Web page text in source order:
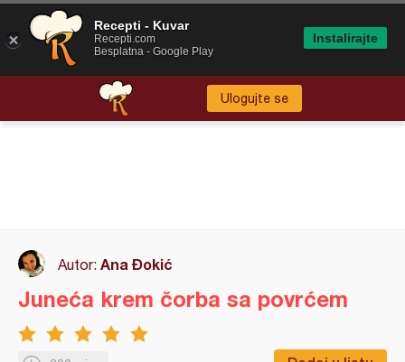
Ulogujte se
Autor: Ana Đokić
Juneća krem čorba sa povrćem
Recepti - Kuvar
Recepti.com
Besplatna - Google Play
Instalirajte